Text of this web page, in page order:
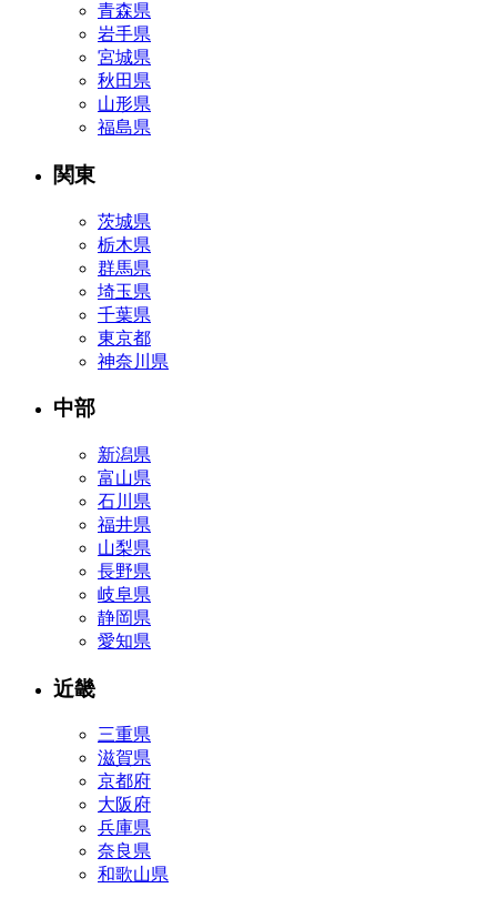
青森県
岩手県
宮城県
秋田県
山形県
福島県
関東
茨城県
栃木県
群馬県
埼玉県
千葉県
東京都
神奈川県
中部
新潟県
富山県
石川県
福井県
山梨県
長野県
岐阜県
静岡県
愛知県
近畿
三重県
滋賀県
京都府
大阪府
兵庫県
奈良県
和歌山県